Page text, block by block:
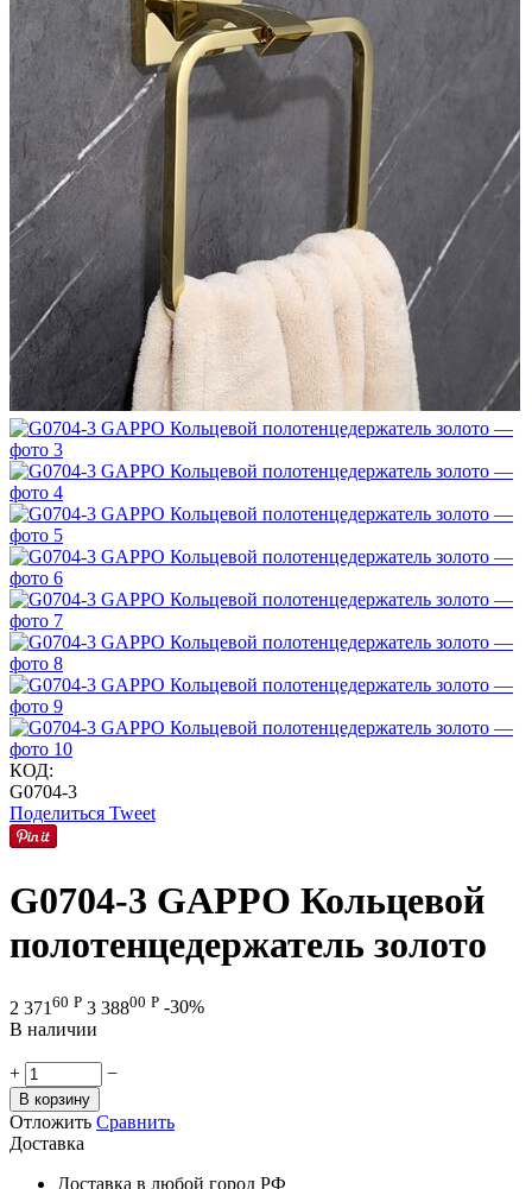
КОД:
G0704-3
Поделиться Tweet
G0704-3 GAPPO Кольцевой
полотенцедержатель золото
2 371 60 Р 3 38800 Р -30%
В наличии
+ −
В корзину
Отложить Сравнить
Доставка
Доставка в любой город РФ